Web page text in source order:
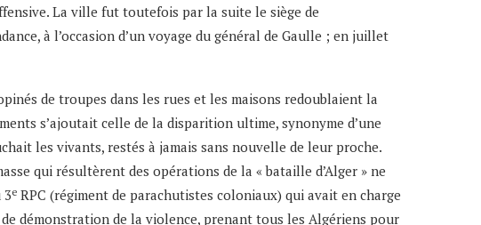
La ville fut toutefois par la suite le siège de
à l’occasion d’un voyage du général de Gaulle ; en juillet
de troupes dans les rues et les maisons redoublaient la
s’ajoutait celle de la disparition ultime, synonyme d’une
les vivants, restés à jamais sans nouvelle de leur proche.
qui résultèrent des opérations de la « bataille d’Alger » ne
3e RPC (régiment de parachutistes coloniaux) qui avait en charge
démonstration de la violence, prenant tous les Algériens pour